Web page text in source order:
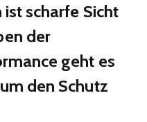
scharfe Sicht
der
geht es
den Schutz